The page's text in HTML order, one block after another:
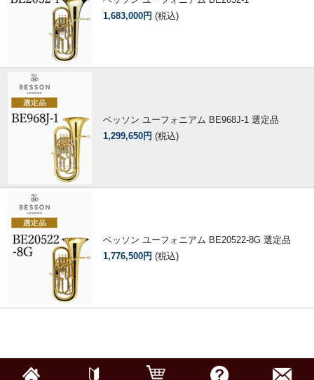
1,683,000円 (税込)
ベッソン ユーフォニアム BE968J-1 選定品
1,299,650円 (税込)
ベッソン ユーフォニアム BE20522-8G 選定品
1,776,500円 (税込)